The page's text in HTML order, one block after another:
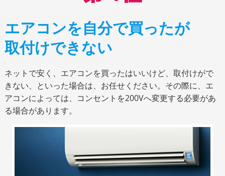
エアコンを自分で買ったが
取付けできない
ネットで安く、エアコンを買ったはいいけど、取付けがで
きない、といった場合は、お任せください。その際に、エ
アコンによっては、コンセントを200Vへ変更する必要があ
る場合があります。